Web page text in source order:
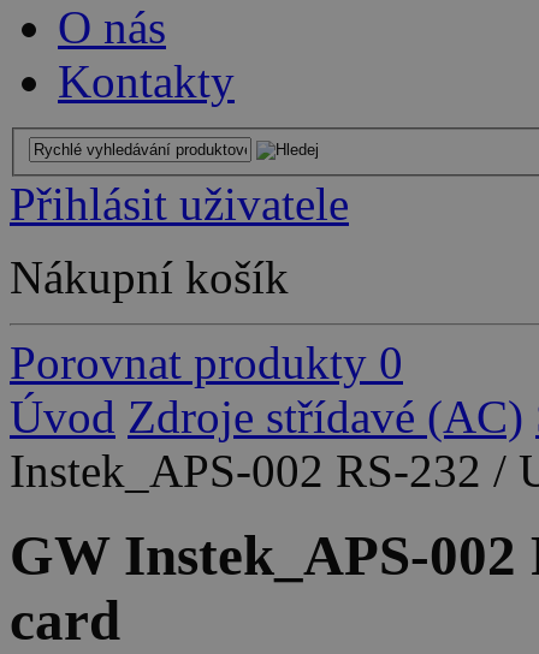
O nás
Kontakty
Přihlásit uživatele
Nákupní košík
Porovnat produkty 0
Úvod Zdroje střídavé (AC)
Instek_APS-002 RS-232 /
GW Instek_APS-002
card